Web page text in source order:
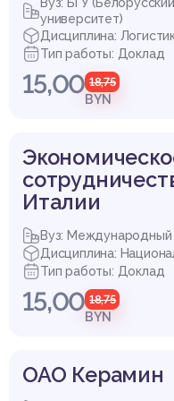
университет)
Дисциплина:
Тип работы: Доклад
15,00 18,75
BYN
Италии
Вуз:
Дисциплина:
Тип работы: Доклад
15,00 18,75
BYN
ОАО Керамин